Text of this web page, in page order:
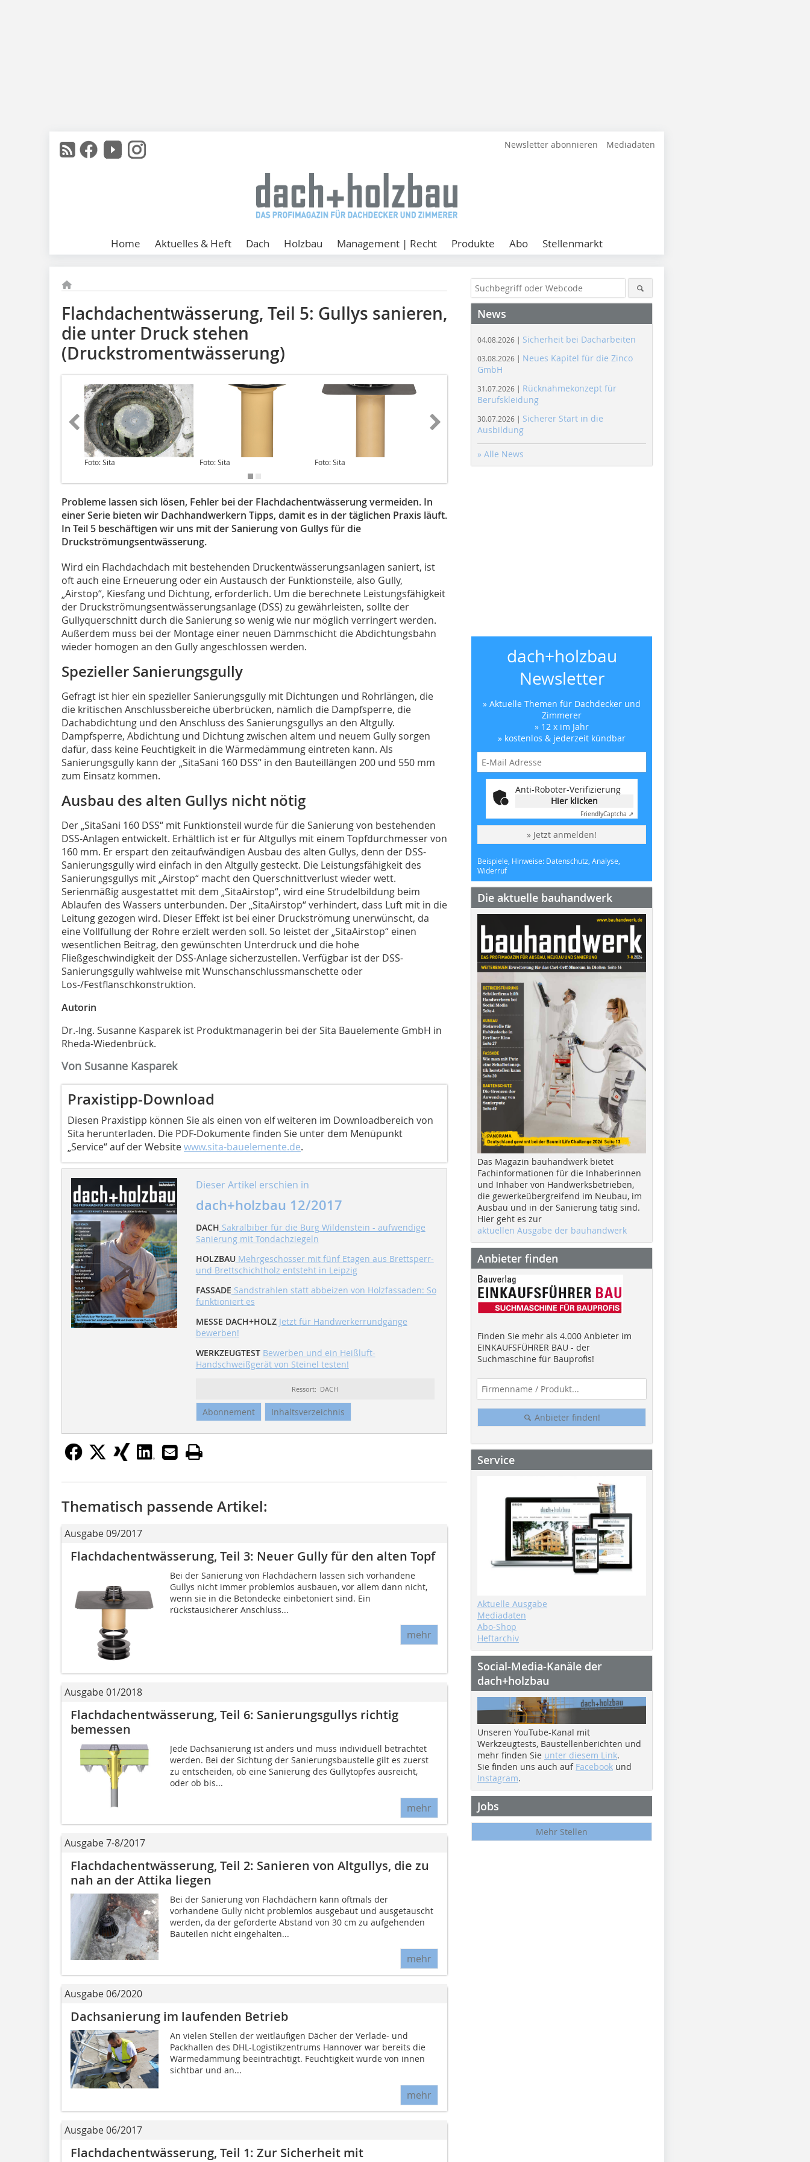
Newsletter abonnieren Mediadaten
Home Aktuelles & Heft Dach Holzbau Management | Recht Produkte Abo Stellenmarkt
Flachdachentwässerung, Teil 5: Gullys sanieren,
die unter Druck stehen
(Druckstromentwässerung)
Foto: Sita Foto: Sita Foto: Sita
Probleme lassen sich lösen, Fehler bei der Flachdachentwässerung vermeiden. In
einer Serie bieten wir Dachhandwerkern Tipps, damit es in der täglichen Praxis läuft.
In Teil 5 beschäftigen wir uns mit der Sanierung von Gullys für die
Druckströmungsentwässerung.
Wird ein Flachdachdach mit bestehenden Druckentwässerungsanlagen saniert, ist
oft auch eine Erneuerung oder ein Austausch der Funktionsteile, also Gully,
„Airstop“, Kiesfang und Dichtung, erforderlich. Um die berechnete Leistungsfähigkeit
der Druckströmungsentwässerungsanlage (DSS) zu gewährleisten, sollte der
Gullyquerschnitt durch die Sanierung so wenig wie nur möglich verringert werden.
Außerdem muss bei der Montage einer neuen Dämmschicht die Abdichtungsbahn
wieder homogen an den Gully angeschlossen werden.
Spezieller Sanierungsgully
Gefragt ist hier ein spezieller Sanierungsgully mit Dichtungen und Rohrlängen, die
die kritischen Anschlussbereiche überbrücken, nämlich die Dampfsperre, die
Dachabdichtung und den Anschluss des Sanierungsgullys an den Altgully.
Dampfsperre, Abdichtung und Dichtung zwischen altem und neuem Gully sorgen
dafür, dass keine Feuchtigkeit in die Wärmedämmung eintreten kann. Als
Sanierungsgully kann der „SitaSani 160 DSS“ in den Bauteillängen 200 und 550 mm
zum Einsatz kommen.
Ausbau des alten Gullys nicht nötig
Der „SitaSani 160 DSS“ mit Funktionsteil wurde für die Sanierung von bestehenden
DSS-Anlagen entwickelt. Erhältlich ist er für Altgullys mit einem Topfdurchmesser von
160 mm. Er erspart den zeitaufwändigen Ausbau des alten Gullys, denn der DSS-
Sanierungsgully wird einfach in den Altgully gesteckt. Die Leistungsfähigkeit des
Sanierungsgullys mit „Airstop“ macht den Querschnittverlust wieder wett.
Serienmäßig ausgestattet mit dem „SitaAirstop“, wird eine Strudelbildung beim
Ablaufen des Wassers unterbunden. Der „SitaAirstop“ verhindert, dass Luft mit in die
Leitung gezogen wird. Dieser Effekt ist bei einer Druckströmung unerwünscht, da
eine Vollfüllung der Rohre erzielt werden soll. So leistet der „SitaAirstop“ einen
wesentlichen Beitrag, den gewünschten Unterdruck und die hohe
Fließgeschwindigkeit der DSS-Anlage sicherzustellen. Verfügbar ist der DSS-
Sanierungsgully wahlweise mit Wunschanschlussmanschette oder
Los-/Festflanschkonstruktion.
Autorin
Dr.-Ing. Susanne Kasparek ist Produktmanagerin bei der Sita Bauelemente GmbH in
Rheda-Wiedenbrück.
Von Susanne Kasparek
Praxistipp-Download
Diesen Praxistipp können Sie als einen von elf weiteren im Downloadbereich von
Sita herunterladen. Die PDF-Dokumente finden Sie unter dem Menüpunkt
„Service“ auf der Websitewww.sita-bauelemente.de.
Dieser Artikel erschien in
dach+holzbau 12/2017
DACH Sakralbiber für die Burg Wildenstein - aufwendige
Sanierung mit Tondachziegeln
HOLZBAUMehrgeschosser mit fünf Etagen aus Brettsperr-
und Brettschichtholz entsteht in Leipzig
FASSADE Sandstrahlen statt abbeizen von Holzfassaden: So
funktioniert es
MESSE DACH+HOLZJetzt für Handwerkerrundgänge
bewerben!
WERKZEUGTEST Bewerben und ein Heißluft-
Handschweißgerät von Steinel testen!
Ressort: DACH
Abonnement Inhaltsverzeichnis
Thematisch passende Artikel:
Ausgabe 09/2017
Flachdachentwässerung, Teil 3: Neuer Gully für den alten Topf
Bei der Sanierung von Flachdächern lassen sich vorhandene
Gullys nicht immer problemlos ausbauen, vor allem dann nicht,
wenn sie in die Betondecke einbetoniert sind. Ein
rückstausicherer Anschluss...
mehr
Ausgabe 01/2018
Flachdachentwässerung, Teil 6: Sanierungsgullys richtig
bemessen
Jede Dachsanierung ist anders und muss individuell betrachtet
werden. Bei der Sichtung der Sanierungsbaustelle gilt es zuerst
zu entscheiden, ob eine Sanierung des Gullytopfes ausreicht,
oder ob bis...
mehr
Ausgabe 7-8/2017
Flachdachentwässerung, Teil 2: Sanieren von Altgullys, die zu
nah an der Attika liegen
Bei der Sanierung von Flachdächern kann oftmals der
vorhandene Gully nicht problemlos ausgebaut und ausgetauscht
werden, da der geforderte Abstand von 30 cm zu aufgehenden
Bauteilen nicht eingehalten...
mehr
Ausgabe 06/2020
Dachsanierung im laufenden Betrieb
An vielen Stellen der weitläufigen Dächer der Verlade- und
Packhallen des DHL-Logistikzentrums Hannover war bereits die
Wärmedämmung beeinträchtigt. Feuchtigkeit wurde von innen
sichtbar und an...
mehr
Ausgabe 06/2017
Flachdachentwässerung, Teil 1: Zur Sicherheit mit
News
04.08.2026 | Sicherheit bei Dacharbeiten
03.08.2026 | Neues Kapitel für die Zinco
GmbH
31.07.2026 | Rücknahmekonzept für
Berufskleidung
30.07.2026 | Sicherer Start in die
Ausbildung
» Alle News
dach+holzbau
Newsletter
» Aktuelle Themen für Dachdecker und
Zimmerer
» 12 x im Jahr
» kostenlos & jederzeit kündbar
Anti-Roboter-Verifizierung
Hier klicken
FriendlyCaptcha ⇗
» Jetzt anmelden!
Beispiele, Hinweise: Datenschutz, Analyse,
Widerruf
Die aktuelle bauhandwerk
Das Magazin bauhandwerk bietet
Fachinformationen für die Inhaberinnen
und Inhaber von Handwerksbetrieben,
die gewerkeübergreifend im Neubau, im
Ausbau und in der Sanierung tätig sind.
Hier geht es zur
aktuellen Ausgabe der bauhandwerk
Anbieter finden
Finden Sie mehr als 4.000 Anbieter im
EINKAUFSFÜHRER BAU - der
Suchmaschine für Bauprofis!
Anbieter finden!
Service
Aktuelle Ausgabe
Mediadaten
Abo-Shop
Heftarchiv
Social-Media-Kanäle der
dach+holzbau
Unseren YouTube-Kanal mit
Werkzeugtests, Baustellenberichten und
mehr finden Sie unter diesem Link.
Sie finden uns auch auf Facebook und
Instagram.
Jobs
Mehr Stellen